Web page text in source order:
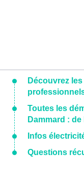
Découvrez
Toutes les
Dammard :
Infos
Questions